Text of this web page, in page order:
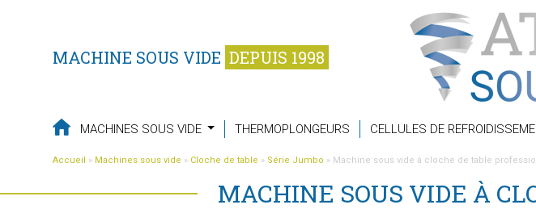
MACHINE SOUS VIDE DEPUIS 1998
MACHINES SOUS VIDE THERMOPLONGEURS CELLULES DE
Accueil » Machines sous vide » Cloche de table » Série Jumbo » Machine sous vide à cloche de table
MACHINE SOUS VIDE À